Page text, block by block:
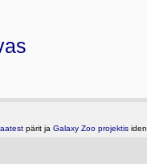
pärit ja Galaxy Zoo projektis